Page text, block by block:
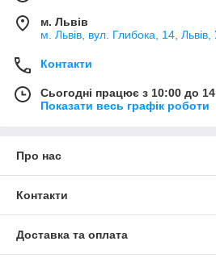
м. Львів
м. Львів, вул. Глибока, 14, Львів,
Контакти
Сьогодні працює з 10:00 до
Показати весь графік роботи
Про нас
Контакти
Доставка та оплата